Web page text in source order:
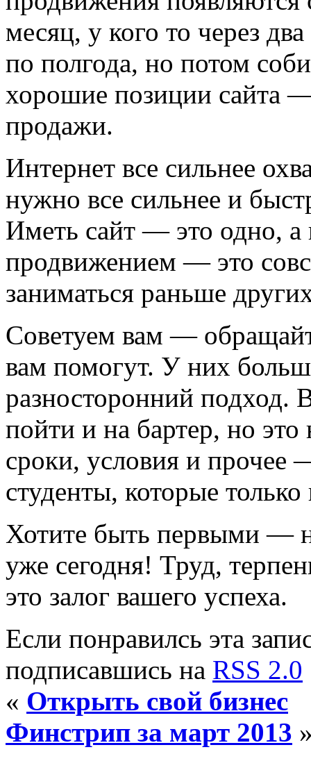
месяц, у кого то через
по полгода, но потом
хорошие позиции сайта
продажи.
Интернет все сильнее
нужно все сильнее и
Иметь сайт — это одно, а
продвижением — это
заниматься раньше
Советуем вам —
вам помогут. У них
разносторонний подход.
пойти и на бартер, но это
сроки, условия и прочее
студенты, которые
Хотите быть первыми —
уже сегодня! Труд,
это залог вашего успеха.
Если понравилсь эта
подписавшись на RSS 2.0
« Открыть свой бизнес
Финстрип за март 2013